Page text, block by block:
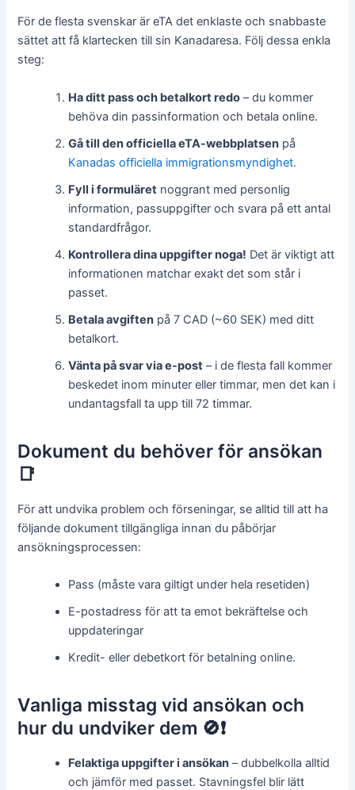
För de flesta svenskar är eTA det enklaste och snabbaste
sättet att få klartecken till sin Kanadaresa. Följ dessa enkla
steg:
Ha ditt pass och betalkort redo – du kommer
behöva din passinformation och betala online.
Gå till den officiella eTA-webbplatsen på
Kanadas officiella immigrationsmyndighet.
Fyll i formuläret noggrant med personlig
information, passuppgifter och svara på ett antal
standardfrågor.
Kontrollera dina uppgifter noga! Det är viktigt att
informationen matchar exakt det som står i
passet.
Betala avgiften på 7 CAD (~60 SEK) med ditt
betalkort.
Vänta på svar via e-post – i de flesta fall kommer
beskedet inom minuter eller timmar, men det kan i
undantagsfall ta upp till 72 timmar.
Dokument du behöver för ansökan
📑
För att undvika problem och förseningar, se alltid till att ha
följande dokument tillgängliga innan du påbörjar
ansökningsprocessen:
Pass (måste vara giltigt under hela resetiden)
E-postadress för att ta emot bekräftelse och
uppdateringar
Kredit- eller debetkort för betalning online.
Vanliga misstag vid ansökan och
hur du undviker dem 🚫❗️
Felaktiga uppgifter i ansökan – dubbelkolla alltid
och jämför med passet. Stavningsfel blir lätt